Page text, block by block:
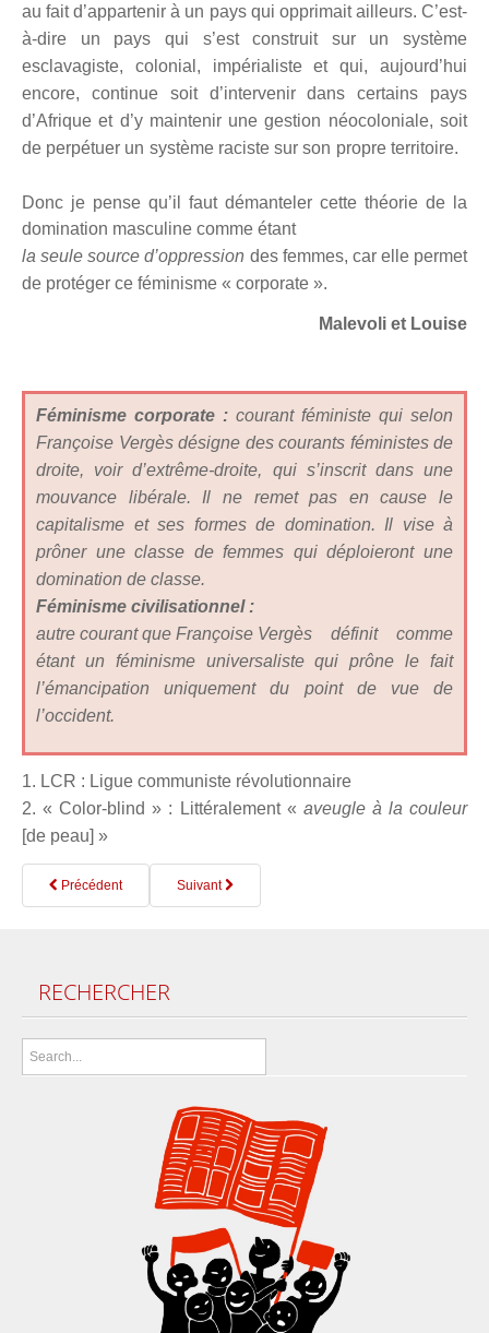
au fait d’appartenir à un pays qui opprimait ailleurs. C’est-
à-dire un pays qui s’est construit sur un système
esclavagiste, colonial, impérialiste et qui, aujourd’hui
encore, continue soit d’intervenir dans certains pays
d’Afrique et d’y maintenir une gestion néocoloniale, soit
de perpétuer un système raciste sur son propre territoire.
Donc je pense qu’il faut démanteler cette théorie de la
domination masculine comme étant
la seule source d’oppression des femmes, car ellepermet
de protéger ce féminisme « corporate ».
Malevoli et Louise
Féminisme corporate : courant féministe qui selon
Françoise Vergès désigne des courants féministes de
droite, voir d’extrême-droite, qui s’inscrit dans une
mouvance libérale. Il ne remet pas en cause le
capitalisme et ses formes de domination. Il vise à
prôner une classe de femmes qui déploieront une
domination de classe.
Féminisme civilisationnel :
autre courant que Françoise Vergès définit comme
étant un féminisme universaliste qui prône le fait
l’émancipation uniquement du point de vue de
l’occident.
1. LCR : Ligue communiste révolutionnaire
2. « Color-blind » : Littéralement « aveugle à la couleur
[de peau] »
Précédent Suivant
RECHERCHER